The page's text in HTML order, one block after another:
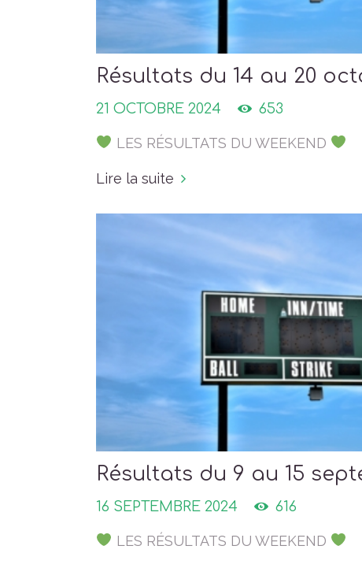
Résultats du 14 au 20
21 OCTOBRE 2024 653
LES RÉSULTATS DU WEEKEND
Lire la suite
Résultats du 9 au 15
16 SEPTEMBRE 2024 616
LES RÉSULTATS DU WEEKEND